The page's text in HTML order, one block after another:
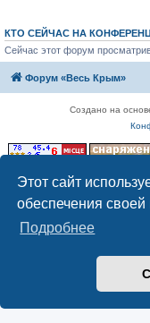
Этот сайт
обеспечения своей
Подробнее
КТО СЕЙЧАС НА
Сейчас этот форум
Форум «Весь Крым»
Создано на